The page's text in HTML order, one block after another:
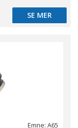
SE MER
SE MER
Emne: A65